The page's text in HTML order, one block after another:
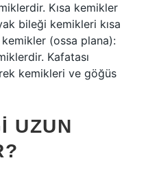
Kısa kemikler
bileği kemikleri kısa
(ossa plana):
Kafatası
kemikleri ve göğüs
UZUN